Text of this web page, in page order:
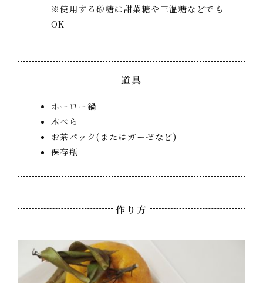
※使用する砂糖は甜菜糖や三温糖などでも
OK
道具
ホーロー鍋
木べら
お茶パック(またはガーゼなど)
保存瓶
作り方